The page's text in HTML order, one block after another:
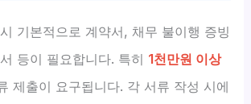
기본적으로 계약서, 채무 불이행 증빙
등이 필요합니다. 특히 1천만원 이상
제출이 요구됩니다. 각 서류 작성 시에